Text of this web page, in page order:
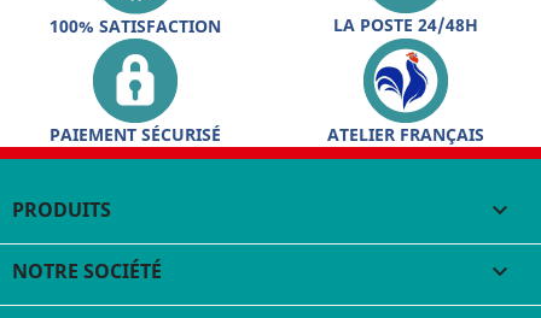
100% SATISFACTION LA POSTE 24/48H
PAIEMENT SÉCURISÉ ATELIER FRANÇAIS
PRODUITS 
NOTRE SOCIÉTÉ 